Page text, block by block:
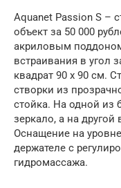
Aquanet Passion S –
объект за 50 000
акриловым
встраивания в угол
квадрат 90 x 90 см.
створки из
стойка. На одной из
зеркало, а на другой
Оснащение на
держателе с
гидромассажа.